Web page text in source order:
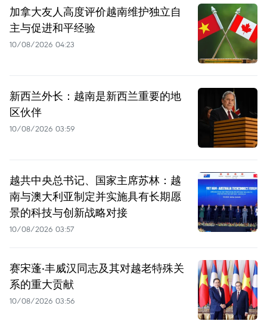
加拿大友人高度评价越南维护独立自
主与促进和平经验
10/08/2026 04:23
新西兰外长：越南是新西兰重要的地
区伙伴
10/08/2026 03:59
越共中央总书记、国家主席苏林：越
南与澳大利亚制定并实施具有长期愿
景的科技与创新战略对接
10/08/2026 03:57
赛宋蓬·丰威汉同志及其对越老特殊关
系的重大贡献
10/08/2026 03:56